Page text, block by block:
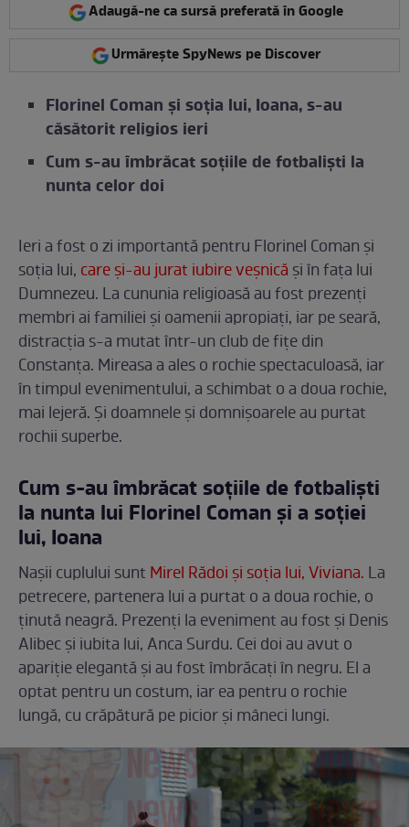
Adaugă-ne ca sursă preferată în Google
Urmărește SpyNews pe Discover
Florinel Coman și soția lui, Ioana, s-au
căsătorit religios ieri
Cum s-au îmbrăcat soțiile de fotbaliști la
nunta celor doi
Ieri a fost o zi importantă pentru Florinel Coman și
soția lui, care și-au jurat iubire veșnică și în fața lui
Dumnezeu. La cununia religioasă au fost prezenți
membri ai familiei și oamenii apropiați, iar pe seară,
distracția s-a mutat într-un club de fițe din
Constanța. Mireasa a ales o rochie spectaculoasă, iar
în timpul evenimentului, a schimbat o a doua rochie,
mai lejeră. Și doamnele și domnișoarele au purtat
rochii superbe.
Cum s-au îmbrăcat soțiile de fotbaliști
la nunta lui Florinel Coman și a soției
lui, Ioana
Nașii cuplului sunt Mirel Rădoi și soția lui, Viviana. La
petrecere, partenera lui a purtat o a doua rochie, o
ținută neagră. Prezenți la eveniment au fost și Denis
Alibec și iubita lui, Anca Surdu. Cei doi au avut o
apariție elegantă și au fost îmbrăcați în negru. El a
optat pentru un costum, iar ea pentru o rochie
lungă, cu crăpătură pe picior și mâneci lungi.